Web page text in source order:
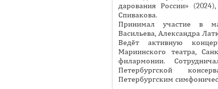
дарования России»
Спивакова.
Принимал участие в
Васильева, Александра
Ведёт активную
Мариинского театра,
филармонии.
Петербургской
Петербургским